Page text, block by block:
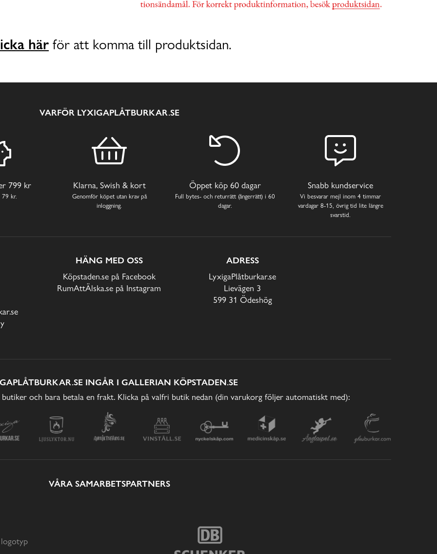
här för att komma till produktsidan.
VARFÖR LYXIGAPLÅTBURKAR.SE
799 kr
79 kr.
Klarna, Swish & kort
Genomför köpet utan krav på
inloggning.
Öppet köp 60 dagar
Full bytes- och returrätt (ångerrätt) i 60
dagar.
Snabb kundservice
Vi besvarar mejl inom 4 timmar
vardagar 8-15, övrig tid lite längre
svarstid.
HÄNG MED OSS
Köpstaden.se på Facebook
RumAttÄlska.se på Instagram
ADRESS
LyxigaPlåtburkar.se
Lievägen 3
599 31 Ödeshög
INGÅR I GALLERIAN KÖPSTADEN.SE
och bara betala en frakt. Klicka på valfri butik nedan (din varukorg följer automatiskt med):
VÅRA SAMARBETSPARTNERS